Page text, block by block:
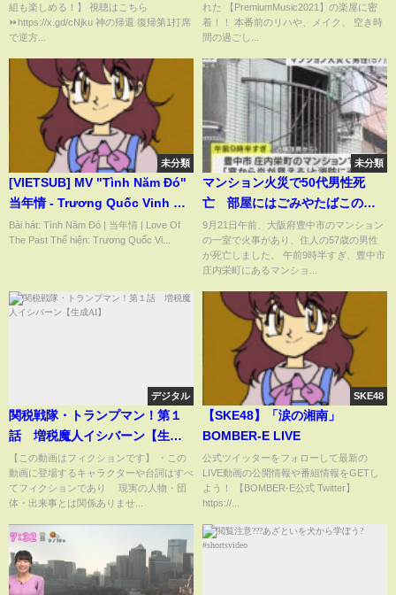
組も楽しめる！】 視聴はこちら
⏩️https://x.gd/cNjku 神の帰還 復帰第1打席
で逆方...
れた 【PremiumMusic2021】の楽屋に密
着！！ 本番前のリハや、メイク、 空き時
間の過ごし...
未分類
[VIETSUB] MV "Tình Năm Đó"
当年情 - Trương Quốc Vinh 張
國榮 || OST Biên Duyên Hành
Giả 边缘行者
Bài hát: Tình Năm Đó | 当年情 | Love Of
The Past Thể hiện: Trương Quốc Vi...
未分類
マンション火災で50代男性死
亡 部屋にはごみやたばこの吸
い殻 大阪・豊中市 (2025/09/21
16:35)
9月21日午前、大阪府豊中市のマンション
の一室で火事があり、住人の57歳の男性
が死亡しました。 午前9時半すぎ、豊中市
庄内栄町にあるマンショ...
デジタル
関税戦隊・トランプマン！第１
話 増税魔人イシバーン【生成
AI】
【この動画はフィクションです】 ・この
動画に登場するキャラクターや台詞はすべ
てフィクションであり 現実の人物・団
体・出来事とは関係ありませ...
SKE48
【SKE48】「涙の湘南」
BOMBER-E LIVE
公式ツイッターをフォローして最新の
LIVE動画の公開情報や番組情報をGETし
よう！ 【BOMBER-E公式 Twitter】
https://...